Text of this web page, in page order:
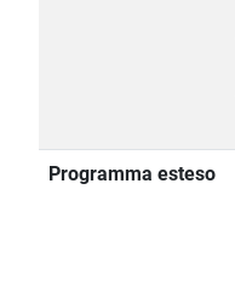
Programma esteso